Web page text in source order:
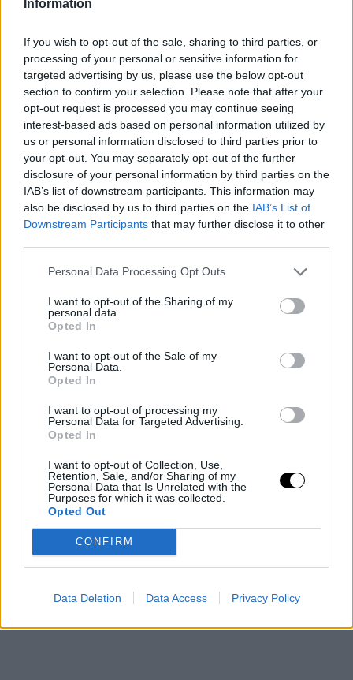
Information
If you wish to opt-out of the sale, sharing to third parties, or
processing of your personal or sensitive information for
targeted advertising by us, please use the below opt-out
section to confirm your selection. Please note that after your
opt-out request is processed you may continue seeing
interest-based ads based on personal information utilized by
us or personal information disclosed to third parties prior to
your opt-out. You may separately opt-out of the further
disclosure of your personal information by third parties on the
IAB’s list of downstream participants. This information may
also be disclosed by us to third parties on the IAB’s List of
Downstream Participants that may further disclose it to other
Personal Data Processing Opt Outs
I want to opt-out of the Sharing of my
personal data.
Opted In
I want to opt-out of the Sale of my
Personal Data.
Opted In
I want to opt-out of processing my
Personal Data for Targeted Advertising.
Opted In
I want to opt-out of Collection, Use,
Retention, Sale, and/or Sharing of my
Personal Data that Is Unrelated with the
Purposes for which it was collected.
Opted Out
CONFIRM
Data Deletion Data Access Privacy Policy
percance generó incertidumbre no solo sobre su
disponibilidad para el inicio de la temporada, sino
también sobre la magnitud de los riesgos a largo plazo
en una carrera ya marcada por constantes problemas
físicos.
Image
Una señal positiva
para Dallas
La noticia de su regreso a la cancha representa un alivio
para la organización texana, que apostó fuertemente
por Davis tras su llegada en el mega-trade a cambio de
Luka Doncic, que se fue a los Lakers.
Los Mavericks confían en que, con Davis sano, el
lujo como PJ Washington, Klay Thompson, Daniel
Gafford, Naji Marshall o Dereck Lively II, entre otros,
puedan situarse en la élite del Oeste y aspirar a un
campeonato que se les resiste desde 2011.